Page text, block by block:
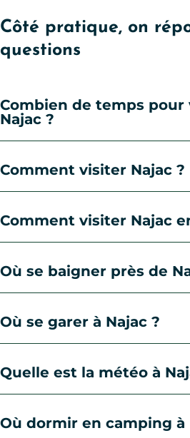
Côté pratique, on
questions
Combien de temps pour
Najac ?
Comment visiter Najac ?
Comment visiter Najac
Où se baigner près de
Où se garer à Najac ?
Quelle est la météo à
Où dormir en camping à